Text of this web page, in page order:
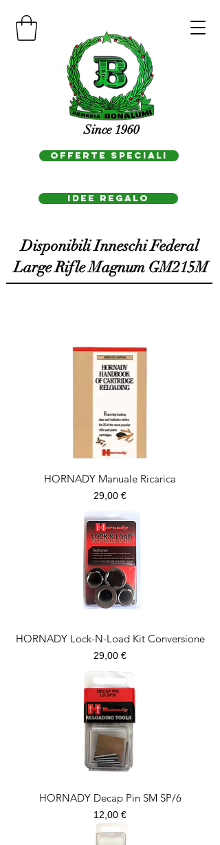
OFFERTE SPECIALI
Since 1960
IDEE REGAlo
Disponibili Inneschi Federal
Large Rifle Magnum GM215M
HORNADY Manuale Ricarica
Prezzo
29,00 €
HORNADY Lock-N-Load Kit Conversione
Prezzo
29,00 €
HORNADY Decap Pin SM SP/6
Prezzo
12,00 €